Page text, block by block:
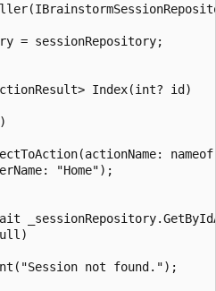
= sessionRepository;
Index(int? id)
"Home");
not found.");